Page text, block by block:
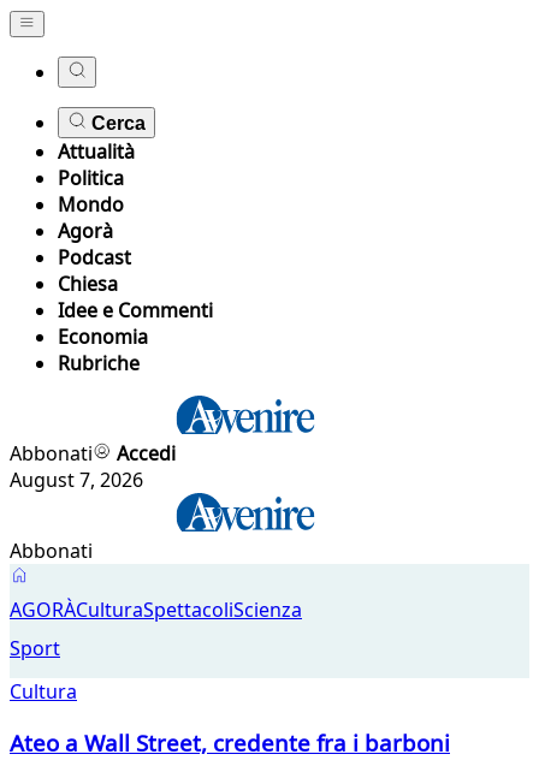
Cerca
Attualità
Politica
Mondo
Agorà
Podcast
Chiesa
Idee e Commenti
Economia
Rubriche
Abbonati
Accedi
August 7, 2026
Abbonati
Cultura
AGORÀCulturaSpettacoliScienza
Sport
Cultura
Ateo a Wall Street, credente fra i barboni